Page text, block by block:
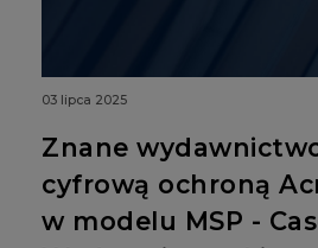
03 lipca 2025
Znane
cyfrową ochroną
w modelu MSP -